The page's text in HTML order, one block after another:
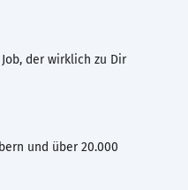
der wirklich zu Dir
und über 20.000